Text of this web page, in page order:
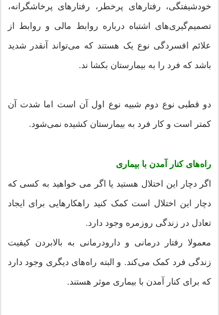
خودشیفتگی، رفتارهای پرخطر، رفتارهای پرخاشگرانه،
تصمیم‌گیری‌های اشتباه درباره روابط مالی و روابط از
علائم افسردگی نوع یک هستند که می‌تواند آنقدر شدید
باشد که فرد را به بیمارستان بکشا ند.
دو قطبی نوع دوم شبیه نوع اول آن است اما شدت آن
کمتر است و کار فرد به بیمارستان کشیده نمی‌شود.
راه‌های کنار آمدن با بیماری
اگر دچار این اختلال هستید یا اگر می خواهید به کسی که
دچار این اختلال است کمک کنید راهکارهایی برای ایجاد
تعادل در زندگی روزمره وجود دارد.
معمولا رفتار درمانی و دارودرمانی به بالابردن کیفیت
زندگی فرد کمک می‌کند. و البته راه‌های دیگری وجود دارد
که برای کنار آمدن با بیماری موثر هستند.